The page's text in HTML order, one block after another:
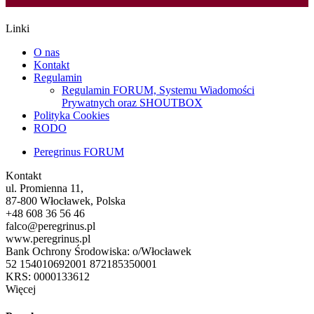
Linki
O nas
Kontakt
Regulamin
Regulamin FORUM, Systemu Wiadomości
Prywatnych oraz SHOUTBOX
Polityka Cookies
RODO
Peregrinus FORUM
Kontakt
ul. Promienna 11,
87-800 Włocławek, Polska
+48 608 36 56 46
falco@peregrinus.pl
www.peregrinus.pl
Bank Ochrony Środowiska: o/Włocławek
52 154010692001 872185350001
KRS: 0000133612
Więcej